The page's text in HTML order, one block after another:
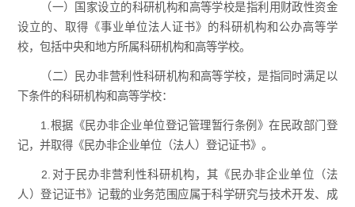
（一）国家设立的科研机构和高等学校是指利用财政性资金
设立的、取得《事业单位法人证书》的科研机构和公办高等学
校，包括中央和地方所属科研机构和高等学校。
（二）民办非营利性科研机构和高等学校，是指同时满足以
下条件的科研机构和高等学校：
1.根据《民办非企业单位登记管理暂行条例》在民政部门登
记，并取得《民办非企业单位（法人）登记证书》。
2.对于民办非营利性科研机构，其《民办非企业单位（法
人）登记证书》记载的业务范围应属于科学研究与技术开发、成